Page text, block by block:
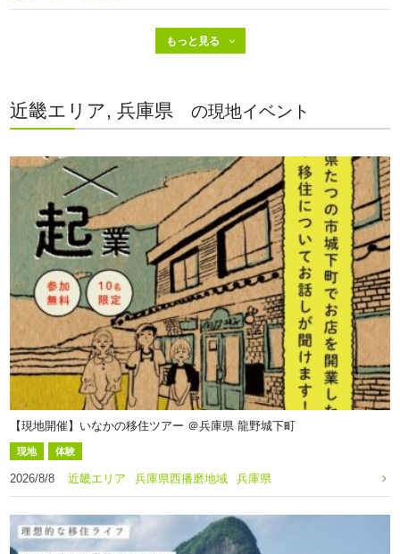
近畿エリア, 兵庫県 の現地イベント
【現地開催】いなかの移住ツアー ＠兵庫県 龍野城下町
現地 体験
2026/8/8 近畿エリア 兵庫県西播磨地域 兵庫県